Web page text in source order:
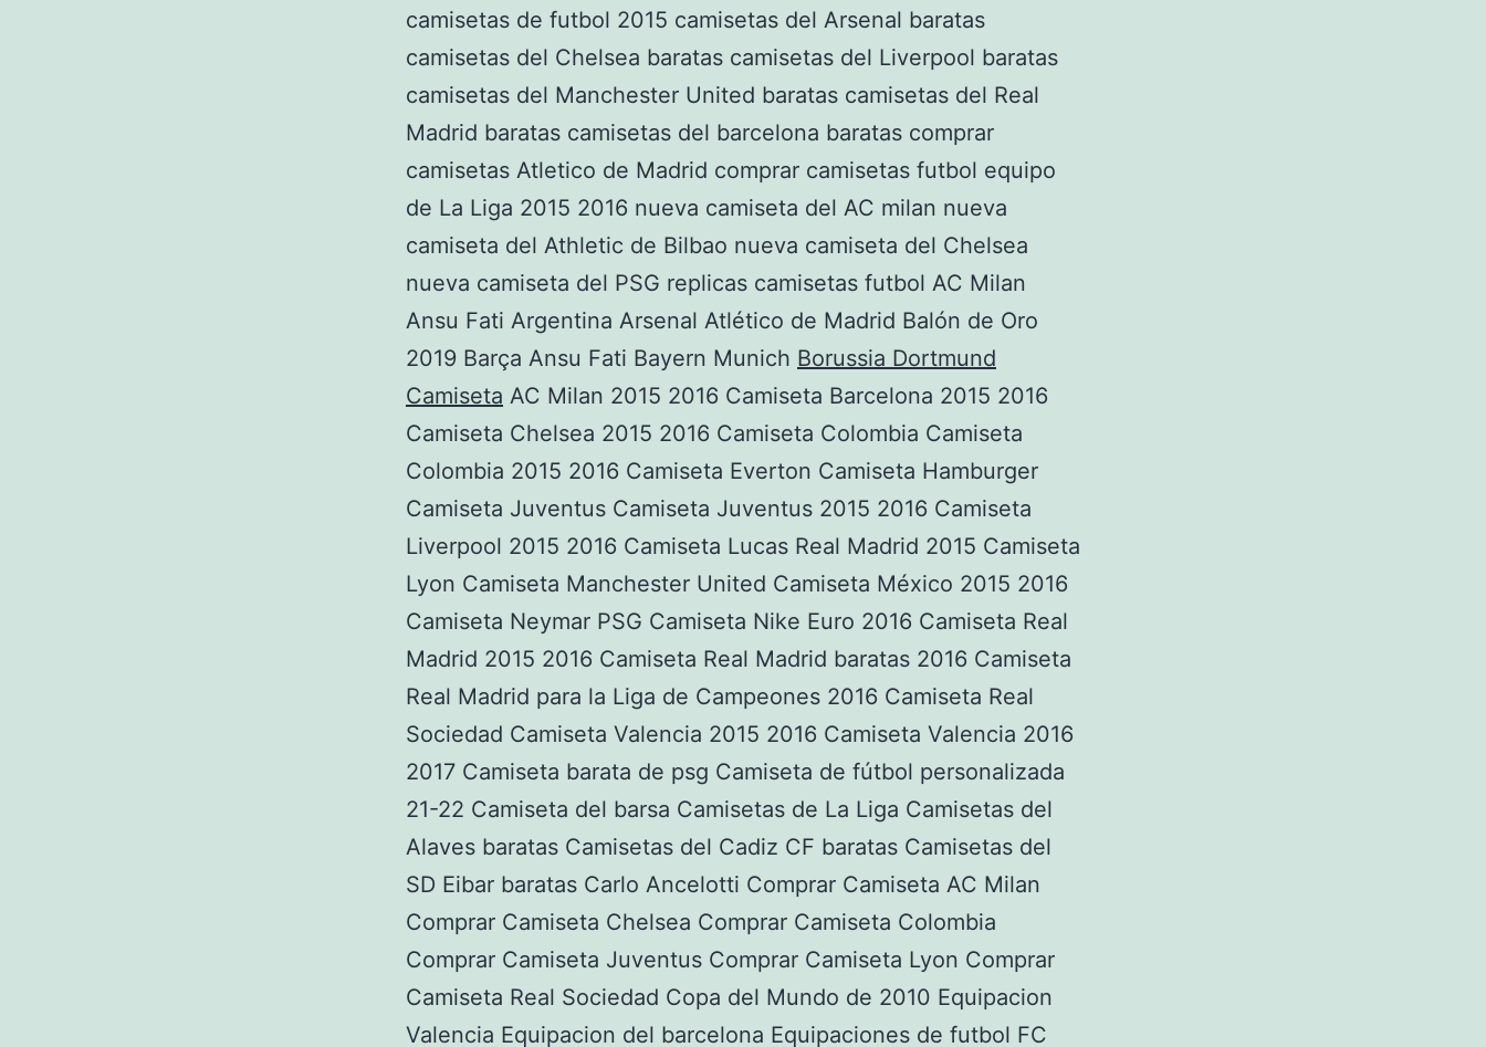
camisetas de futbol 2015 camisetas del Arsenal baratas
camisetas del Chelsea baratas camisetas del Liverpool baratas
camisetas del Manchester United baratas camisetas del Real
Madrid baratas camisetas del barcelona baratas comprar
camisetas Atletico de Madrid comprar camisetas futbol equipo
de La Liga 2015 2016 nueva camiseta del AC milan nueva
camiseta del Athletic de Bilbao nueva camiseta del Chelsea
nueva camiseta del PSG replicas camisetas futbol AC Milan
Ansu Fati Argentina Arsenal Atlético de Madrid Balón de Oro
2019 Barça Ansu Fati Bayern Munich Borussia Dortmund
Camiseta AC Milan 2015 2016 Camiseta Barcelona 2015 2016
Camiseta Chelsea 2015 2016 Camiseta Colombia Camiseta
Colombia 2015 2016 Camiseta Everton Camiseta Hamburger
Camiseta Juventus Camiseta Juventus 2015 2016 Camiseta
Liverpool 2015 2016 Camiseta Lucas Real Madrid 2015 Camiseta
Lyon Camiseta Manchester United Camiseta México 2015 2016
Camiseta Neymar PSG Camiseta Nike Euro 2016 Camiseta Real
Madrid 2015 2016 Camiseta Real Madrid baratas 2016 Camiseta
Real Madrid para la Liga de Campeones 2016 Camiseta Real
Sociedad Camiseta Valencia 2015 2016 Camiseta Valencia 2016
2017 Camiseta barata de psg Camiseta de fútbol personalizada
21-22 Camiseta del barsa Camisetas de La Liga Camisetas del
Alaves baratas Camisetas del Cadiz CF baratas Camisetas del
SD Eibar baratas Carlo Ancelotti Comprar Camiseta AC Milan
Comprar Camiseta Chelsea Comprar Camiseta Colombia
Comprar Camiseta Juventus Comprar Camiseta Lyon Comprar
Camiseta Real Sociedad Copa del Mundo de 2010 Equipacion
Valencia Equipacion del barcelona Equipaciones de futbol FC